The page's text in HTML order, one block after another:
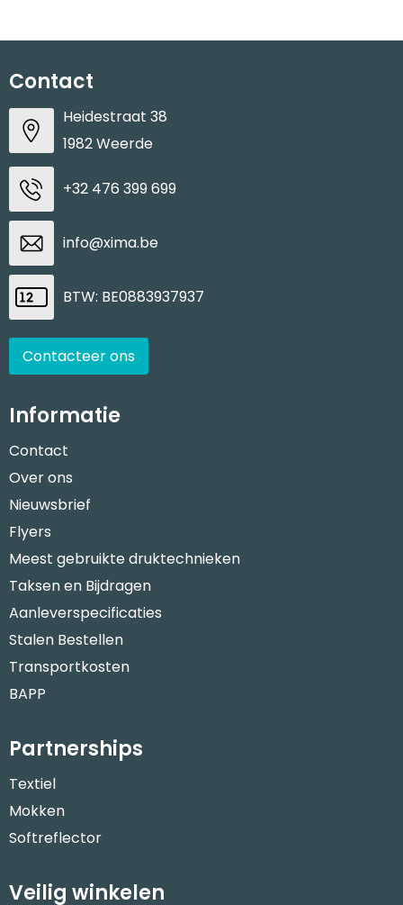
Contact
Heidestraat 38
1982 Weerde
+32 476 399 699
info@xima.be
BTW: BE0883937937
Contacteer ons
Informatie
Contact
Over ons
Nieuwsbrief
Flyers
Meest gebruikte druktechnieken
Taksen en Bijdragen
Aanleverspecificaties
Stalen Bestellen
Transportkosten
BAPP
Partnerships
Textiel
Mokken
Softreflector
Veilig winkelen